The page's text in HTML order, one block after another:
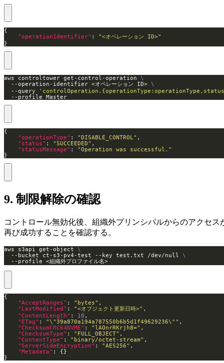
"operationIdentifier" : "<オペレーション ID>"
}
aws controltower get-control-operation
  --operation-identifier <オペレーション ID>
  --query
  --profile Master
"operationType" : "DISABLE_CONTROL"
"status" : "SUCCEEDED"
"statusMessage" : "Operation was successful."
}
9. 制限解除の確認
コントロール無効化後、組織外プリンシパルからのアクセス
再び成功することを確認する。
aws s3api get-object
  --bucket ct-s3-pv4-test --key test.txt /dev/null
  --profile <組織外プロファイル名>
"AcceptRanges" : "bytes"
"LastModified" : "<オブジェクト更新日時>"
"ContentLength" : 10
"ETag" : "\"39a870a194a787550b6b5d1f49629236\""
"ChecksumCRC64NVME" : "lAOnrRKrjh8="
"ChecksumType" : "FULL_OBJECT"
"ContentType" : "binary/octet-stream"
"ServerSideEncryption" : "AES256"
"Metadata"
}